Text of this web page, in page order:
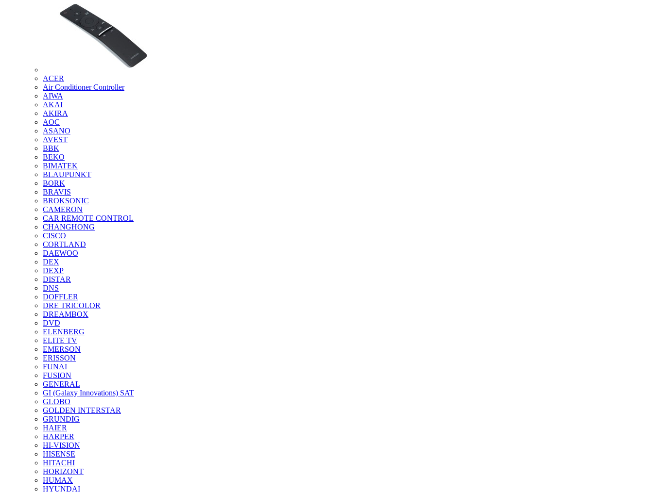
ACER
Air Conditioner Controller
AIWA
AKAI
AKIRA
AOC
ASANO
AVEST
BBK
BEKO
BIMATEK
BLAUPUNKT
BORK
BRAVIS
BROKSONIC
CAMERON
CAR REMOTE CONTROL
CHANGHONG
CISCO
CORTLAND
DAEWOO
DEX
DEXP
DISTAR
DNS
DOFFLER
DRE TRICOLOR
DREAMBOX
DVD
ELENBERG
ELITE TV
EMERSON
ERISSON
FUNAI
FUSION
GENERAL
GI (Galaxy Innovations) SAT
GLOBO
GOLDEN INTERSTAR
GRUNDIG
HAIER
HARPER
HI-VISION
HISENSE
HITACHI
HORIZONT
HUMAX
HYUNDAI